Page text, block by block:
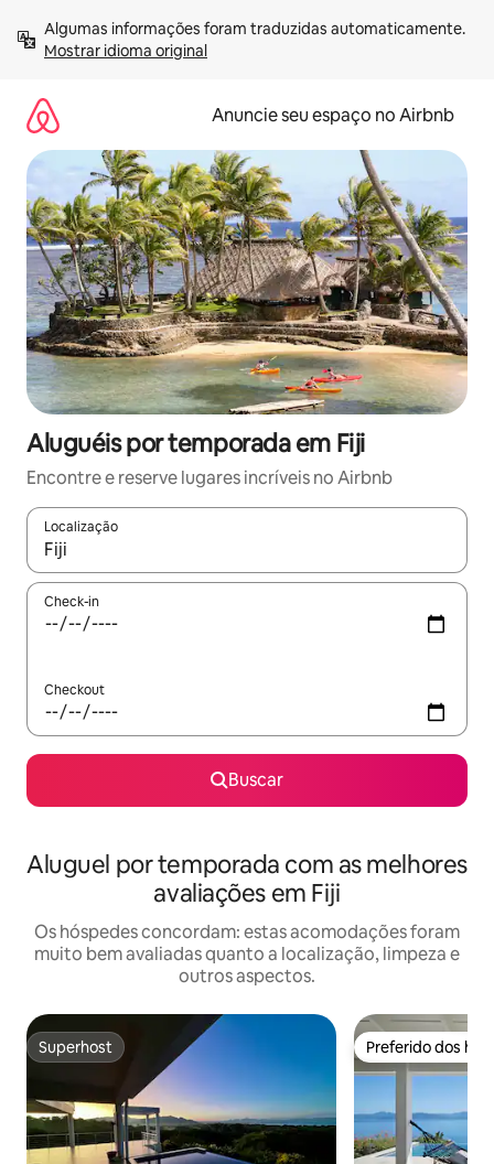
para
Mostrar idioma original
Anuncie seu espaço no Airbnb
Aluguéis por temporada em Fiji
Encontre e reserve lugares incríveis no Airbnb
Localização
Quando os resultados estiverem disponíveis, explore-os
Check-in
Checkout
Buscar
Aluguel por temporada com as melhores
avaliações em Fiji
Os hóspedes concordam: estas acomodações foram
muito bem avaliadas quanto a localização, limpeza e
outros aspectos.
Superhost
Superhost Preferido dos
Preferido dos